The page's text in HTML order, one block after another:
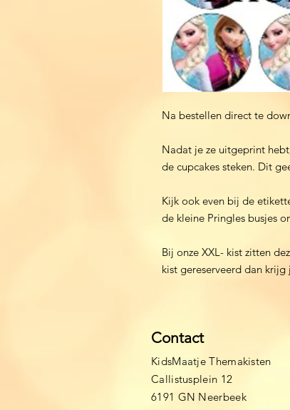
Na bestellen direct te
Nadat je ze uitgeprint
de cupcakes steken. Dit
Kijk ook even bij de
de kleine Pringles busjes
Bij onze XXL- kist zitten
kist gereserveerd dan
Contact
KidsMaatje Themakisten
Callistusplein 12
6191 GN Neerbeek